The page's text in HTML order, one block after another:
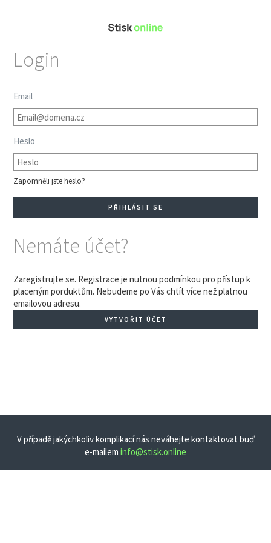
Login
Email
Heslo
Zapomněli jste heslo?
Nemáte účet?
Zaregistrujte se. Registrace je nutnou podmínkou pro přístup k
placeným porduktům. Nebudeme po Vás chtít více než platnou
emailovou adresu.
VYTVOŘIT ÚČET
V případě jakýchkoliv komplikací nás neváhejte kontaktovat buď
e-mailem info@stisk.online